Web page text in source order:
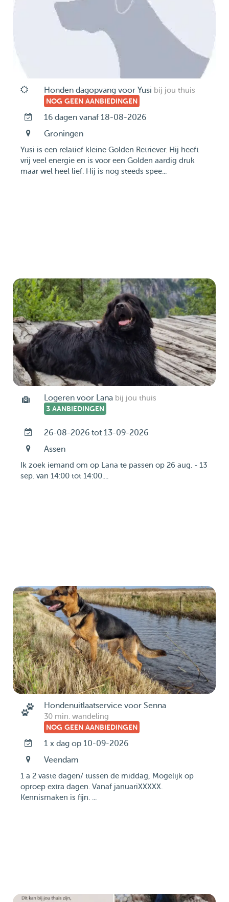
Honden dagopvang voor Yusi bij jou thuis
NOG GEEN AANBIEDINGEN
16 dagen vanaf 18-08-2026
Groningen
Yusi is een relatief kleine Golden Retriever. Hij heeft
vrij veel energie en is voor een Golden aardig druk
maar wel heel lief. Hij is nog steeds spee...
Logeren voor Lana bij jou thuis
3 AANBIEDINGEN
26-08-2026 tot 13-09-2026
Assen
Ik zoek iemand om op Lana te passen op 26 aug. - 13
sep. van 14:00 tot 14:00....
Hondenuitlaatservice voor Senna
30 min. wandeling
NOG GEEN AANBIEDINGEN
1 x dag op 10-09-2026
Veendam
1 a 2 vaste dagen/ tussen de middag, Mogelijk op
oproep extra dagen. Vanaf januariXXXXX.
Kennismaken is fijn. ...